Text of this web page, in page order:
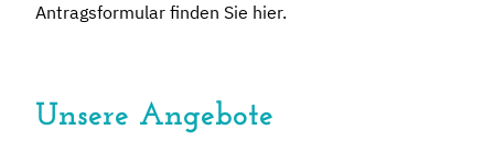
Antragsformular finden Sie hier.
Unsere Angebote